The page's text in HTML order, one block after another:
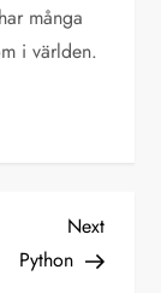
många
i världen.
Next
Post
Next
Python